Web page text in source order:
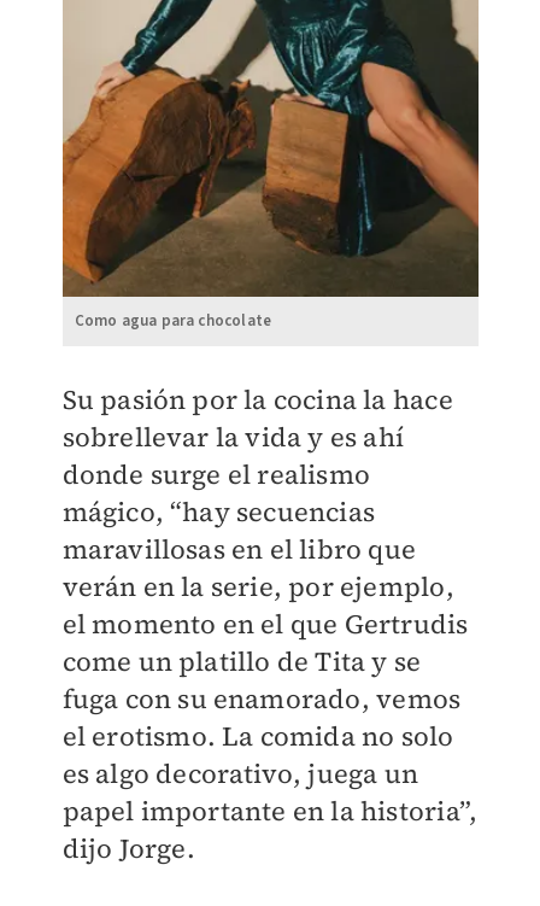
Como agua para chocolate
Su pasión por la cocina la hace
sobrellevar la vida y es ahí
donde surge el realismo
mágico, “hay secuencias
maravillosas en el libro que
verán en la serie, por ejemplo,
el momento en el que Gertrudis
come un platillo de Tita y se
fuga con su enamorado, vemos
el erotismo. La comida no solo
es algo decorativo, juega un
papel importante en la historia”,
dijo Jorge.